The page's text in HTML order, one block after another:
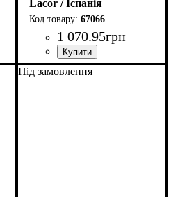
Lacor / Іспанія
67066
1 070.95грн
Під замовлення